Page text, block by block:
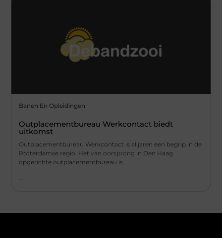
Banen En Opleidingen
Outplacementbureau Werkcontact biedt
uitkomst
Outplacementbureau Werkcontact is al jaren een begrip in de
Rotterdamse regio. Het van oorsprong in Den Haag
opgerichte outplacementbureau is